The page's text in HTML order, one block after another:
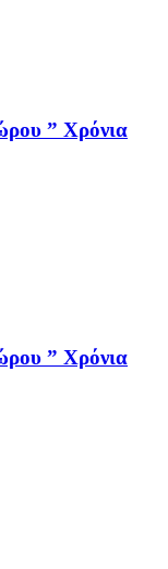
” Χρόνια
” Χρόνια